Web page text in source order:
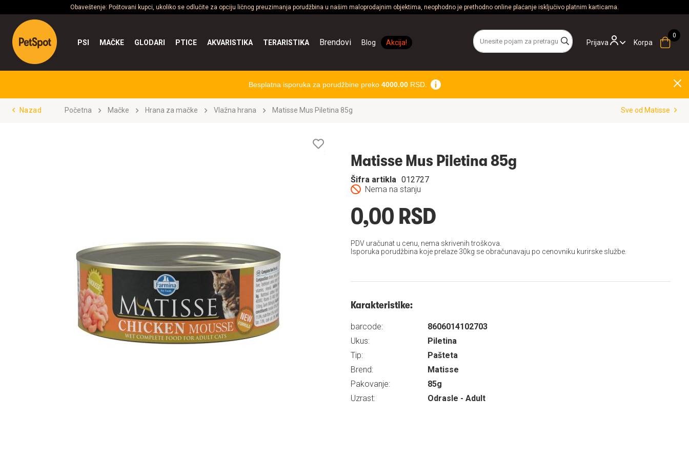
Obaveštenje: Poštovani kupci, ukoliko se odlučite za opciju ličnog preuzimanja porudžbina u našim maloprodajnim objektima, neophodno je prethodno online plaćanje isključivo platnim karticama.
Prijava
PSI MAČKE GLODARI PTICE AKVARISTIKA TERARISTIKA Brendovi Blog Akcija! Korpa
Besplatna isporuka za porudžbine preko 4000.00RSD.
Nazad Početna Mačke Hrana za mačke Vlažna hrana Matisse Mus Piletina 85g Sve od Matisse
želja
Matisse Mus Piletina 85g
Nema na stanju
Šifra artikla 012727
0,00 RSD
PDV uračunat u cenu, nema skrivenih troškova.
Isporuka porudžbina koje prelaze 30kg se obračunavaju po cenovniku kurirske službe.
Karakteristike:
barcode:
8606014102703
Ukus:
Piletina
Tip:
Pašteta
Brend:
Matisse
Pakovanje:
85g
Uzrast:
Odrasle - Adult